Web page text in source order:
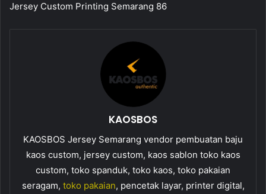
Jersey Custom Printing Semarang 86
KAOSBOS
KAOSBOS Jersey Semarang vendor pembuatan baju
kaos custom, jersey custom, kaos sablon toko kaos
custom, toko spanduk, toko kaos, toko pakaian
seragam, toko pakaian, pencetak layar, printer digital,